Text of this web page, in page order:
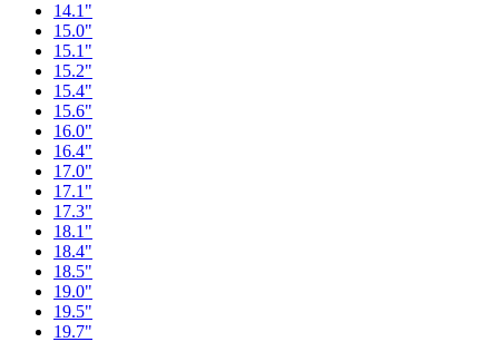
14.1"
15.0"
15.1"
15.2"
15.4"
15.6"
16.0"
16.4"
17.0"
17.1"
17.3"
18.1"
18.4"
18.5"
19.0"
19.5"
19.7"